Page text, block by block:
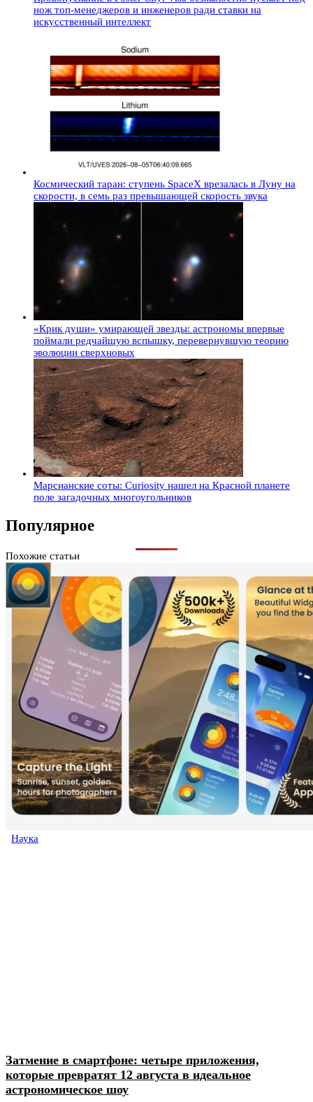
нож топ-менеджеров и инженеров ради ставки на
искусственный интеллект
Космический таран: ступень SpaceX врезалась в Луну на
скорости, в семь раз превышающей скорость звука
«Крик души» умирающей звезды: астрономы впервые
поймали редчайшую вспышку, перевернувшую теорию
эволюции сверхновых
Марсианские соты: Curiosity нашел на Красной планете
поле загадочных многоугольников
Популярное
Похожие статьи
Наука
Затмение в смартфоне: четыре приложения,
которые превратят 12 августа в идеальное
астрономическое шоу